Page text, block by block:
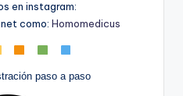
en instagram:
como: Homomedicus
paso a paso